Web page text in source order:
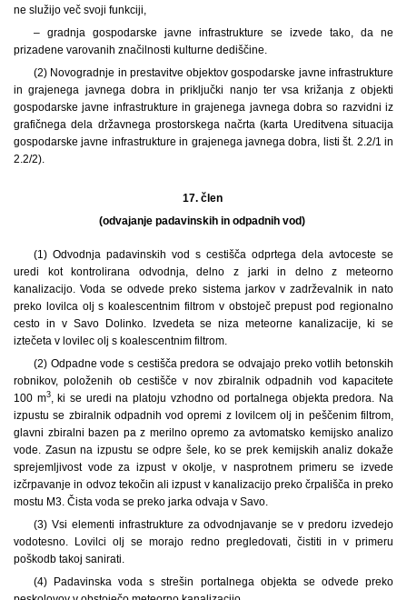
ne služijo več svoji funkciji,
– gradnja gospodarske javne infrastrukture se izvede tako, da ne
prizadene varovanih značilnosti kulturne dediščine.
(2) Novogradnje in prestavitve objektov gospodarske javne infrastrukture
in grajenega javnega dobra in priključki nanjo ter vsa križanja z objekti
gospodarske javne infrastrukture in grajenega javnega dobra so razvidni iz
grafičnega dela državnega prostorskega načrta (karta Ureditvena situacija
gospodarske javne infrastrukture in grajenega javnega dobra, listi št. 2.2/1 in
2.2/2).
17. člen
(odvajanje padavinskih in odpadnih vod)
(1) Odvodnja padavinskih vod s cestišča odprtega dela avtoceste se
uredi kot kontrolirana odvodnja, delno z jarki in delno z meteorno
kanalizacijo. Voda se odvede preko sistema jarkov v zadrževalnik in nato
preko lovilca olj s koalescentnim filtrom v obstoječ prepust pod regionalno
cesto in v Savo Dolinko. Izvedeta se niza meteorne kanalizacije, ki se
iztečeta v lovilec olj s koalescentnim filtrom.
(2) Odpadne vode s cestišča predora se odvajajo preko votlih betonskih
robnikov, položenih ob cestišče v nov zbiralnik odpadnih vod kapacitete
100 m3, ki se uredi na platoju vzhodno od portalnega objekta predora. Na
izpustu se zbiralnik odpadnih vod opremi z lovilcem olj in peščenim filtrom,
glavni zbiralni bazen pa z merilno opremo za avtomatsko kemijsko analizo
vode. Zasun na izpustu se odpre šele, ko se prek kemijskih analiz dokaže
sprejemljivost vode za izpust v okolje, v nasprotnem primeru se izvede
izčrpavanje in odvoz tekočin ali izpust v kanalizacijo preko črpališča in preko
mostu M3. Čista voda se preko jarka odvaja v Savo.
(3) Vsi elementi infrastrukture za odvodnjavanje se v predoru izvedejo
vodotesno. Lovilci olj se morajo redno pregledovati, čistiti in v primeru
poškodb takoj sanirati.
(4) Padavinska voda s strešin portalnega objekta se odvede preko